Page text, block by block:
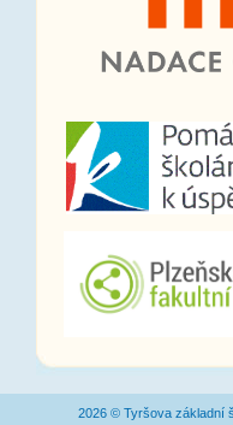
2026 © Tyršova základní